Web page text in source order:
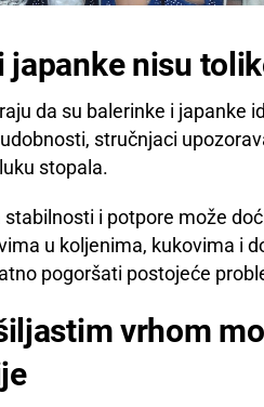
japanke nisu
da su balerinke i japanke
stručnjaci
stopala.
i potpore može
u koljenima, kukovima i
pogoršati postojeće
vrhom